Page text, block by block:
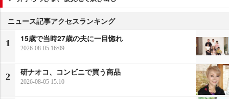
ニュース記事アクセスランキング
1
15歳で当時27歳の夫に一目惚れ
2026-08-05 16:09
2
研ナオコ、コンビニで買う商品
2026-08-05 15:10